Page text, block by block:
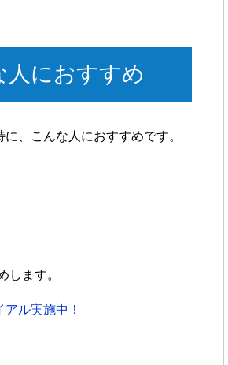
人におすすめ
、こんな人におすすめです。
します。
ル実施中！